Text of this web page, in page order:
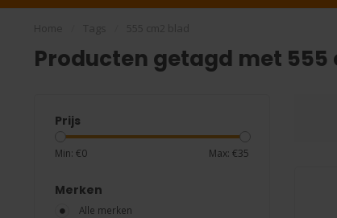
Producten getagd met 555
Prijs
Min: €0 Max: €35
Merken
Alle merken